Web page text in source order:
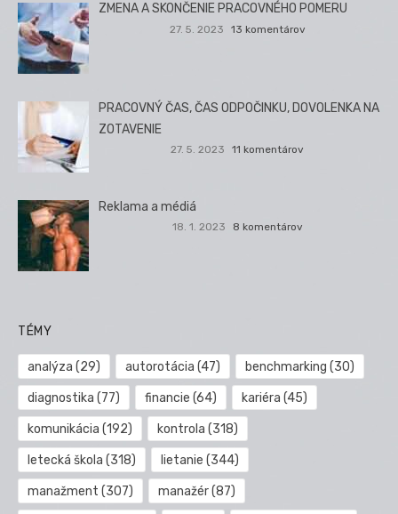
ZMENA A SKONČENIE PRACOVNÉHO POMERU
27. 5. 2023 13 komentárov
PRACOVNÝ ČAS, ČAS ODPOČINKU, DOVOLENKA NA
ZOTAVENIE
27. 5. 2023 11 komentárov
Reklama a médiá
18. 1. 2023 8 komentárov
TÉMY
analýza (29) autorotácia (47) benchmarking (30)
diagnostika (77) financie (64) kariéra (45)
komunikácia (192) kontrola (318)
letecká škola (318) lietanie (344)
manažment (307) manažér(87)